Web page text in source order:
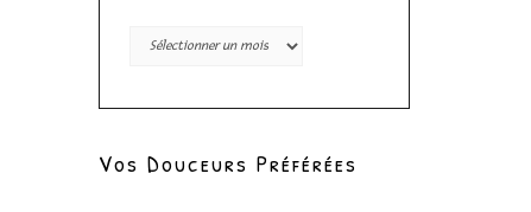
Archives
Vos Douceurs Préférées